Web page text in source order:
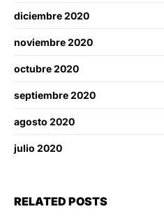
diciembre 2020
noviembre 2020
octubre 2020
septiembre 2020
agosto 2020
julio 2020
RELATED POSTS